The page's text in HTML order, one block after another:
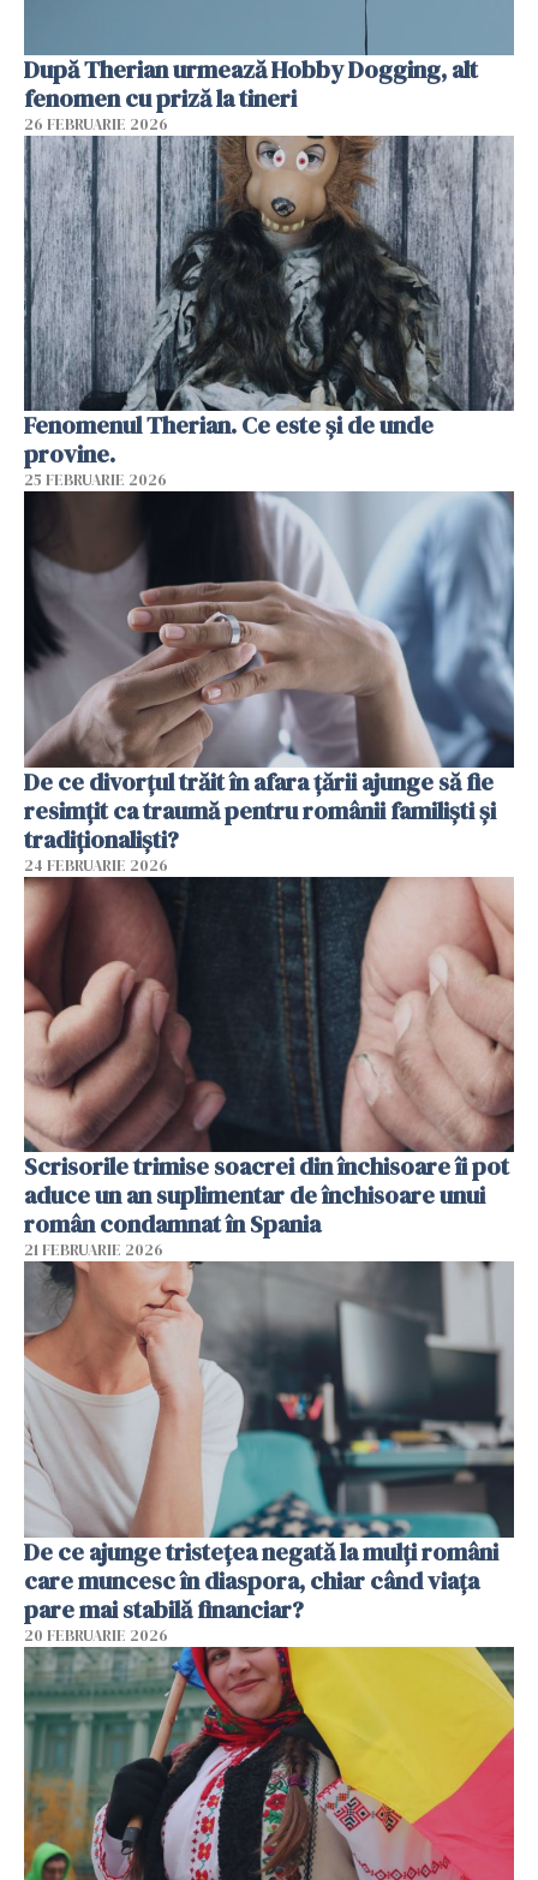
După Therian urmează Hobby Dogging, alt
fenomen cu priză la tineri
26 FEBRUARIE 2026
Fenomenul Therian. Ce este și de unde
provine.
25 FEBRUARIE 2026
De ce divorțul trăit în afara țării ajunge să fie
resimțit ca traumă pentru românii familiști și
tradiționaliști?
24 FEBRUARIE 2026
Scrisorile trimise soacrei din închisoare îi pot
aduce un an suplimentar de închisoare unui
român condamnat în Spania
21 FEBRUARIE 2026
De ce ajunge tristețea negată la mulți români
care muncesc în diaspora, chiar când viața
pare mai stabilă financiar?
20 FEBRUARIE 2026